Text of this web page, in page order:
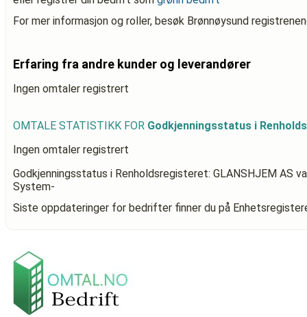
For mer informasjon og roller, besøk Brønnøysund
Erfaring fra andre kunder og leverandører
Ingen omtaler registrert
OMTALE STATISTIKK FOR Godkjenningsstatus i
Ingen omtaler registrert
Godkjenningsstatus i Renholdsregisteret: GLANSHJEM AS
System-
Siste oppdateringer for bedrifter finner du på